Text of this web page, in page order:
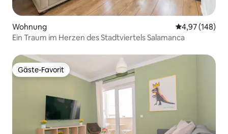
Wohnung
4,97 (148)
Ein Traum im Herzen des Stadtviertels Salamanca
Gäste-Favorit
Gäste-Favorit